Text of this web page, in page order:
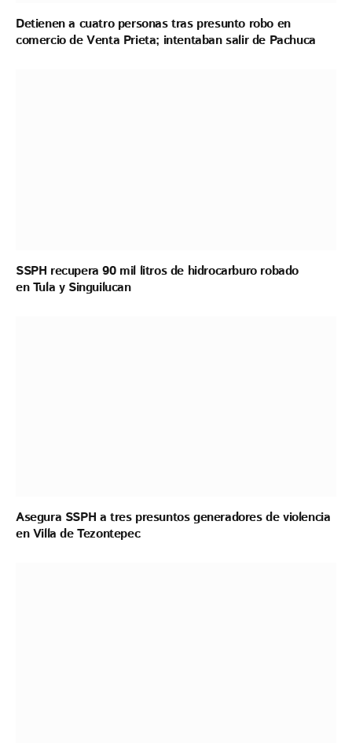
Detienen a cuatro personas tras presunto robo en
comercio de Venta Prieta; intentaban salir de Pachuca
SSPH recupera 90 mil litros de hidrocarburo robado
en Tula y Singuilucan
Asegura SSPH a tres presuntos generadores de violencia
en Villa de Tezontepec